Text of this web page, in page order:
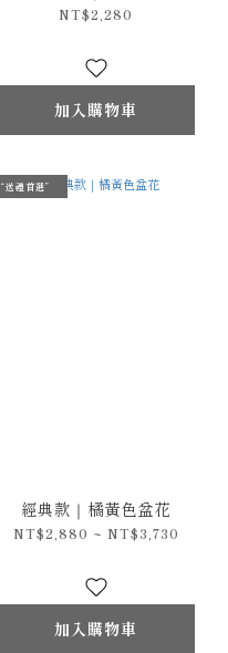
NT$2,280
加入購物車
“送禮首選”
經典款｜橘黃色盆花
NT$2,880 ~ NT$3,730
加入購物車